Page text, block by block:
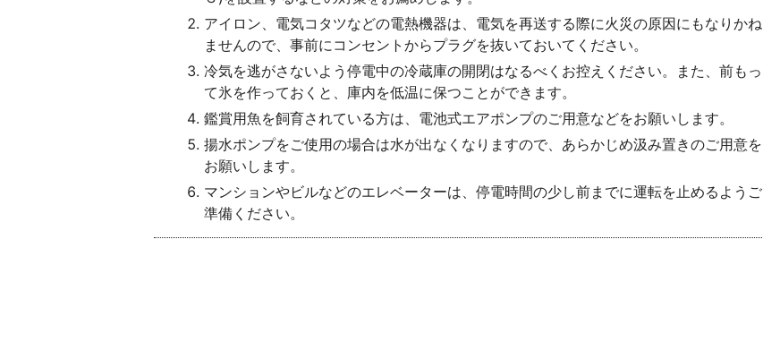
アイロン、電気コタツなどの電熱機器は、電気を再送する際に火災の原因にもなりかね
ませんので、事前にコンセントからプラグを抜いておいてください。
冷気を逃がさないよう停電中の冷蔵庫の開閉はなるべくお控えください。また、前もっ
て氷を作っておくと、庫内を低温に保つことができます。
鑑賞用魚を飼育されている方は、電池式エアポンプのご用意などをお願いします。
揚水ポンプをご使用の場合は水が出なくなりますので、あらかじめ汲み置きのご用意を
お願いします。
マンションやビルなどのエレベーターは、停電時間の少し前までに運転を止めるようご
準備ください。